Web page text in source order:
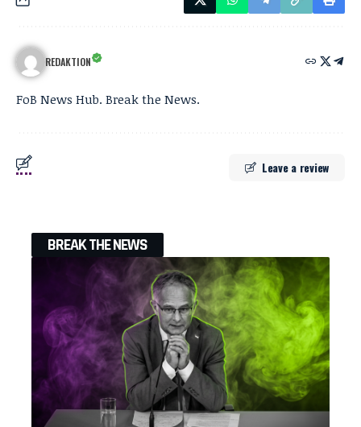
REDAKTION
FoB News Hub. Break the News.
Leave a review
BREAK THE NEWS